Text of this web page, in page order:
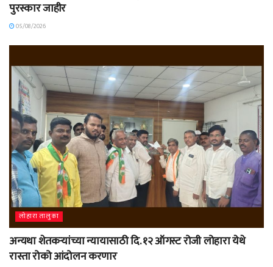
पुरस्कार जाहीर
05/08/2026
लोहारा तालुका
अन्यथा शेतकऱ्यांच्या न्यायासाठी दि. १२ ऑगस्ट रोजी लोहारा येथे
रास्ता रोको आंदोलन करणार